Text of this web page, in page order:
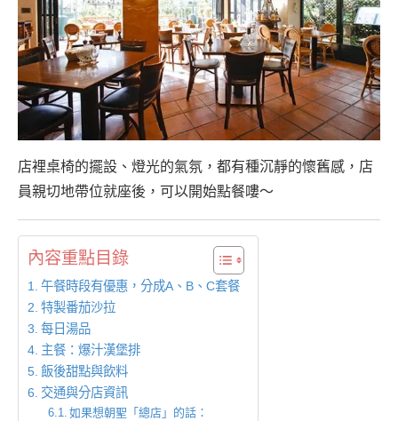
店裡桌椅的擺設、燈光的氣氛，都有種沉靜的懷舊感，店
員親切地帶位就座後，可以開始點餐嘍～
內容重點目錄
午餐時段有優惠，分成A、B、C套餐
特製番茄沙拉
每日湯品
主餐：爆汁漢堡排
飯後甜點與飲料
交通與分店資訊
如果想朝聖「總店」的話：